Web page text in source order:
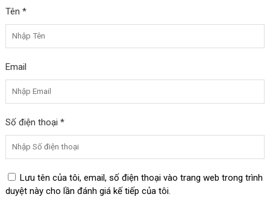
Tên *
Email
Số điện thoại *
Lưu tên của tôi, email, số điện thoại vào trang web trong trình
duyệt này cho lần đánh giá kế tiếp của tôi.